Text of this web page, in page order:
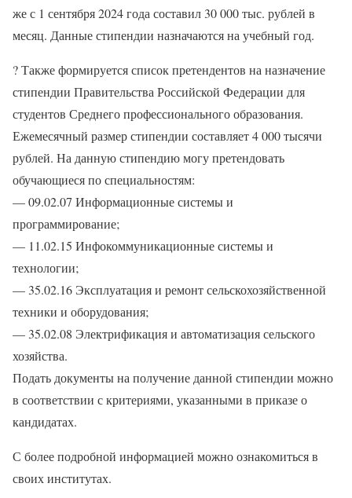
же с 1 сентября 2024 года составил 30 000 тыс. рублей в
месяц. Данные стипендии назначаются на учебный год.
?Также формируется список претендентов на назначение
стипендии Правительства Российской Федерации для
студентов Среднего профессионального образования.
Ежемесячный размер стипендии составляет 4 000 тысячи
рублей. На данную стипендию могу претендовать
обучающиеся по специальностям:
— 09.02.07 Информационные системы и
программирование;
— 11.02.15 Инфокоммуникационные системы и
технологии;
— 35.02.16 Эксплуатация и ремонт сельскохозяйственной
техники и оборудования;
— 35.02.08 Электрификация и автоматизация сельского
хозяйства.
Подать документы на получение данной стипендии можно
в соответствии с критериями, указанными в приказе о
кандидатах.
С более подробной информацией можно ознакомиться в
своих институтах.